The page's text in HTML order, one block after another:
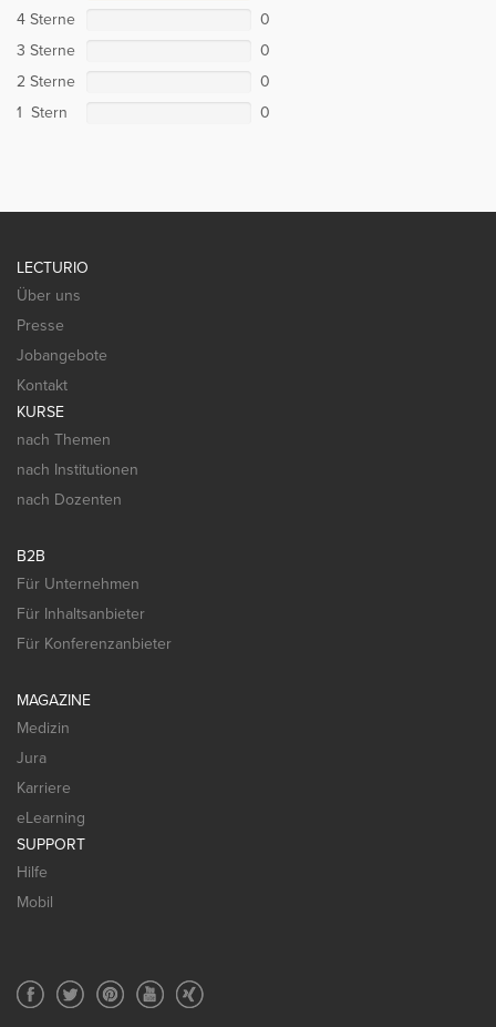
4 Sterne
0
3 Sterne
0
2 Sterne
0
1 Stern
0
LECTURIO
Über uns
Presse
Jobangebote
Kontakt
KURSE
nach Themen
nach Institutionen
nach Dozenten
B2B
Für Unternehmen
Für Inhaltsanbieter
Für Konferenzanbieter
MAGAZINE
Medizin
Jura
Karriere
eLearning
SUPPORT
Hilfe
Mobil